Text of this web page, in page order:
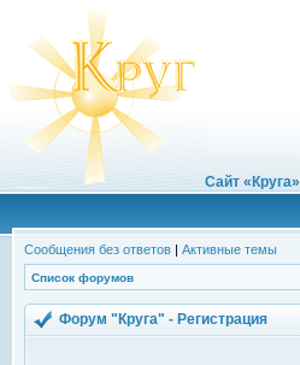
Сайт «Круга»
Сообщения без ответов | Активные темы
Список форумов
Форум "Круга" - Регистрация